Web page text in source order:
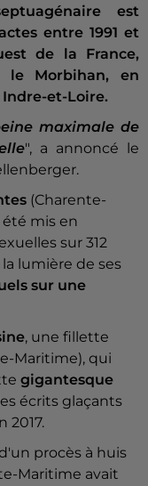
est
entre 1991 et
de la France,
le Morbihan, en
et-Loire.
maximale de
", a annoncé le
(Charente-
été mis en
sur 312
lumière de ses
sur une
, une fillette
Maritime), qui
gigantesque
écrits glaçants
2017.
procès à huis
Maritime avait